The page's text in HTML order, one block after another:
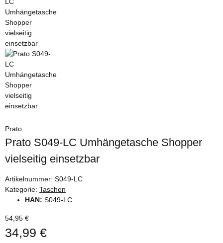
Prato
Prato S049-LC Umhängetasche Shopper
vielseitig einsetzbar
Artikelnummer: S049-LC
Kategorie: Taschen
HAN: S049-LC
54,95 €
34,99 €